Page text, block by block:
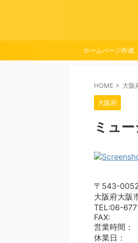
ホームページ作成
HOME > 大阪
大阪府
ミュ
〒543-
大阪府大阪
TEL:06-
FAX:
営業時間：
休業日：